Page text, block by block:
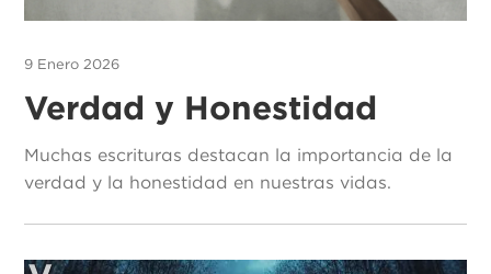
9 Enero 2026
Verdad y Honestidad
Muchas escrituras destacan la importancia de la
verdad y la honestidad en nuestras vidas.